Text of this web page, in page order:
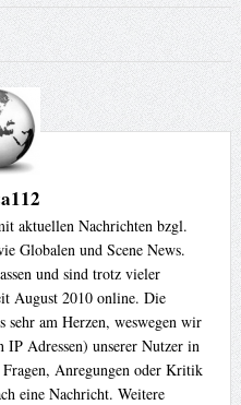
aktuellen Nachrichten bzgl.
Globalen und Scene News.
und sind trotz vieler
August 2010 online. Die
sehr am Herzen, weswegen wir
Adressen) unserer Nutzer in
Anregungen oder Kritik
eine Nachricht. Weitere